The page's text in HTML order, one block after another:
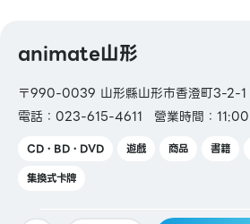
animate山形
〒990-0039 山形縣山形市香澄町3-2-1
電話：023-615-4611
營業時間：
CD・BD・DVD 遊戲 商品 書籍
集換式卡牌